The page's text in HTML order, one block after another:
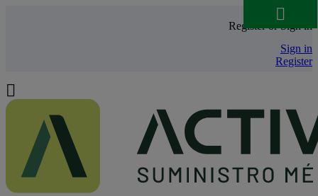
Register or Sign in
Sign in
Register

